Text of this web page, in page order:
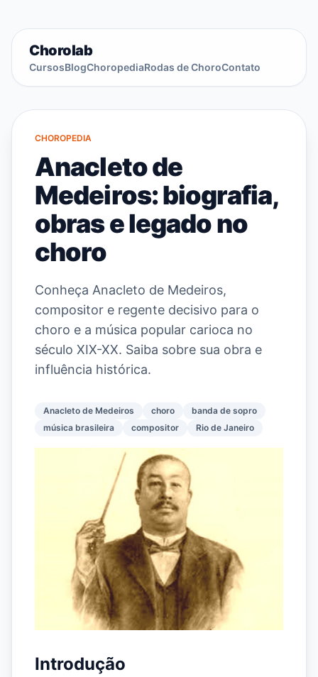
Chorolab
CursosBlogChoropediaRodas de ChoroContato
CHOROPEDIA
Anacleto de
Medeiros: biografia,
obras e legado no
choro
Conheça Anacleto de Medeiros,
compositor e regente decisivo para o
choro e a música popular carioca no
século XIX-XX. Saiba sobre sua obra e
influência histórica.
Anacleto de Medeiros choro
banda de sopro
música brasileira
compositor Rio de Janeiro
Introdução